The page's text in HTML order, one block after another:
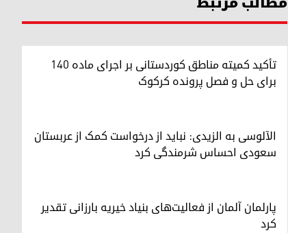
تأکید کمیته مناطق کوردستانی بر اجرای ماده ۱۴۰
برای حل و فصل پرونده کرکوک
الآلوسی به الزیدی: نباید از درخواست کمک از عربستان
سعودی احساس شرمندگی کرد
پارلمان آلمان از فعالیت‌های بنیاد خیریه بارزانی تقدیر
کرد